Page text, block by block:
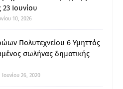
Ιουνίου
10, 2026
Πολυτεχνείου 6 Υμηττός
σωλήνας δημοτικής
26, 2020